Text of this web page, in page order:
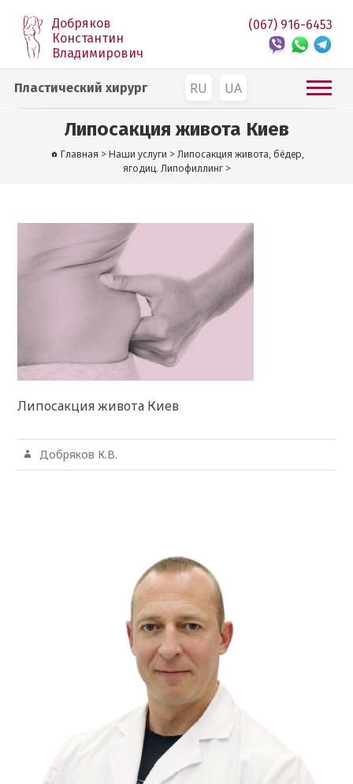
Добряков
Константин
Владимирович
RU UA
(067) 916-6453
Пластический хирург
Липосакция живота Киев
Главная >Наши услуги >Липосакция живота, бёдер,
ягодиц. Липофиллинг>
Липосакция живота Киев
Добряков К.В.